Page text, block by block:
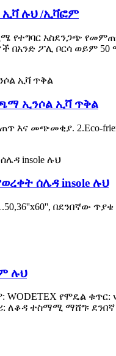
ሉህ /ኢቫፎም
አስደንጋጭ
በአንድ ፖሊ ቦርሳ ወይም 50
ኢንሶል ኢቫ ጥቅል
መጭመቂያ. 2.Eco-
ሰሌዳ insole ሉህ
በደንበኛው
ሉህ
የሞዴል ቁጥር:
ለቆዳ ተስማሚ ማሸግ፡ ደንበኛ